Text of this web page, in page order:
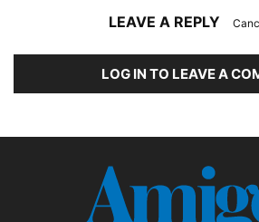
LEAVE A REPLY
LOG IN TO LEAVE A